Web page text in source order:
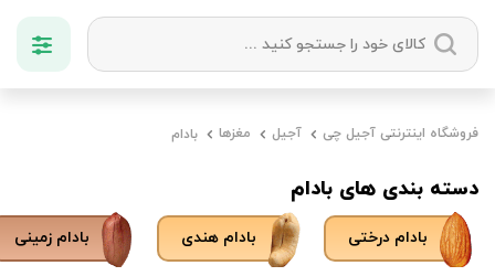
فروشگاه اینترنتی آجیل چی آجیل مغزها بادام
دسته بندی های بادام
بادام درختی بادام هندی بادام زمینی